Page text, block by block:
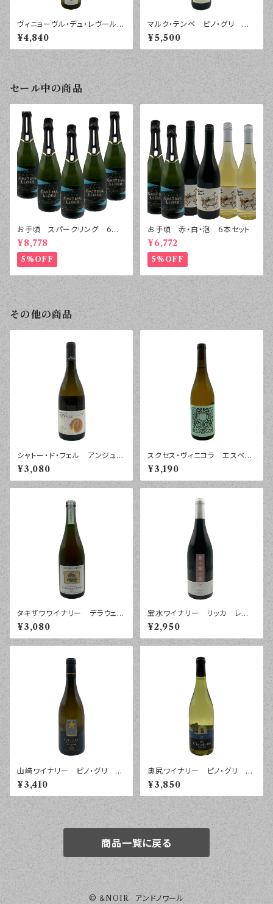
ヴィニョーヴル・デュ・レヴール
オー・フィル・ド・リル ２０２４
年 ７５０ｍｌ
¥4,840
マルク・テンペ ピノ・グリ ア
ムゼル アルザス ２０２１年
７５０ｍｌ
¥5,500
セール中の商品
お手頃 スパークリング 6本
セット
¥8,778
5%OFF
お手頃 赤・白・泡 6本セット
¥6,772
5%OFF
その他の商品
シャトー・ド・フェル アンジュ
ブラン ラ・シャペル シュナ
ン セック ヴィエイユ・ヴィー
ニュ ２０２１年 ７５０ｍｌ
¥3,080
スクセス・ヴィニコラ エスペリ
エンシア パレリャーダ ヴィ
ノ・デ・メサ ２０２４年 ７５０
ｍｌ
¥3,190
タキザワワイナリー デラウェ
ア オレンジ スパークリン
グ ２０２５年 ７５０ｍｌ
¥3,080
宝水ワイナリー リッカ レゲ
ント ２０２５年 ７５０ｍｌ
¥2,950
山﨑ワイナリー ピノ・グリ
紺 ２０２４年 ７５０ｍｌ
¥3,410
奥尻ワイナリー ピノ・グリ ２
０２５年 ７５０ｍｌ
¥3,850
商品一覧に戻る
© ＆NOIR アンドノワール